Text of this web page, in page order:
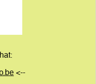
<--